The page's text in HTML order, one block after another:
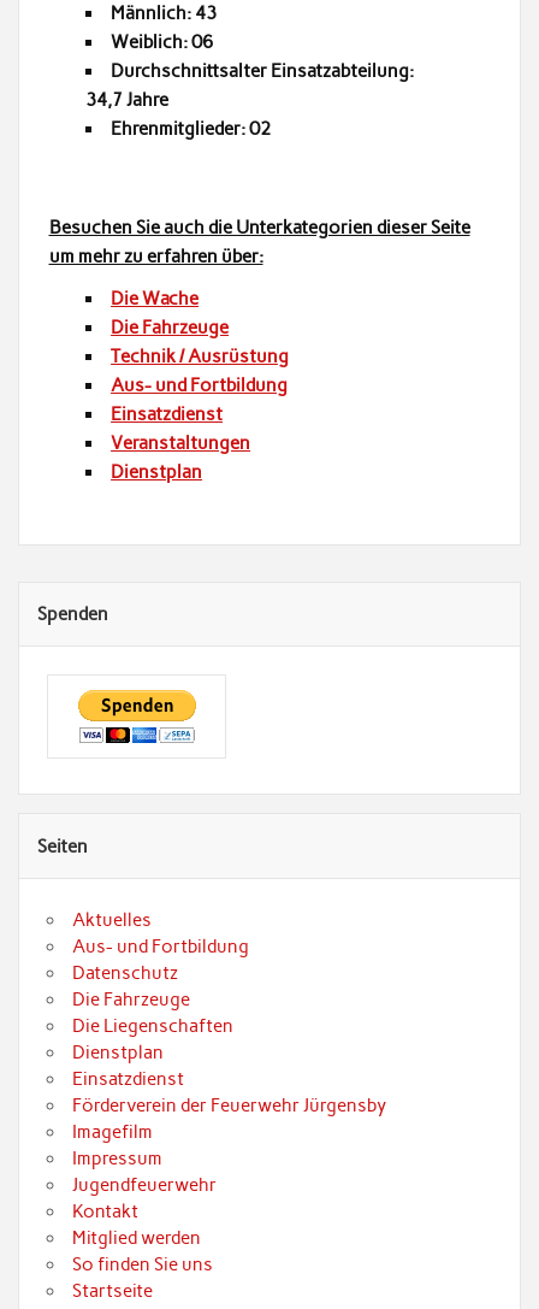
Männlich: 43
Weib­lich: 06
Durch­schnittsalter Ein­satz­abteilung:
34,7 Jahre
Ehren­mit­glieder: 02
Besuchen Sie auch die Unterkat­e­gorien dieser Seite
um mehr zu erfahren über:
Die Wache
Die Fahrzeuge
Tech­nik / Ausrüstung
Aus- und Fortbildung
Ein­satz­di­enst
Ver­anstal­tun­gen
Dien­st­plan
Spenden
Seiten
Aktuelles
Aus- und Fortbildung
Datenschutz
Die Fahrzeuge
Die Liegenschaften
Dienstplan
Einsatzdienst
Förderverein der Feuerwehr Jürgensby
Imagefilm
Impressum
Jugendfeuerwehr
Kontakt
Mitglied werden
So finden Sie uns
Startseite